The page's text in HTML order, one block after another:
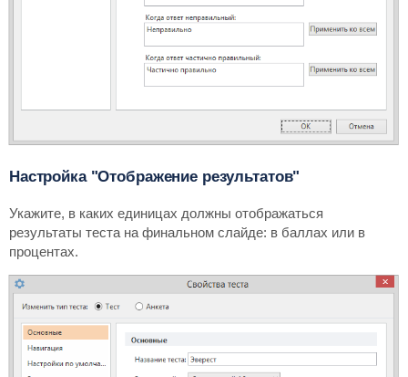
Настройка "Отображение результатов"
Укажите, в каких единицах должны отображаться
результаты теста на финальном слайде: в баллах или в
процентах.